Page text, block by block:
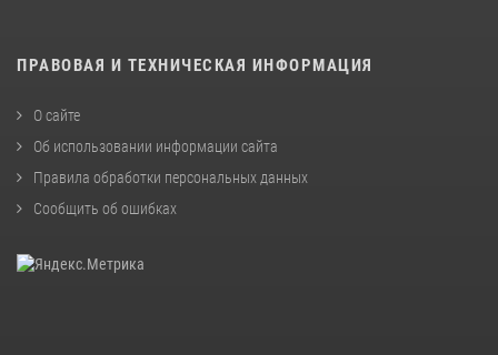
ПРАВОВАЯ И ТЕХНИЧЕСКАЯ ИНФОРМАЦИЯ
О сайте
Об использовании информации сайта
Правила обработки персональных данных
Сообщить об ошибках